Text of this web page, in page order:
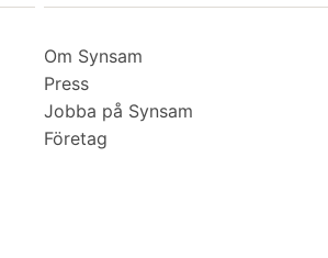
Om Synsam
Press
Jobba på Synsam
Företag